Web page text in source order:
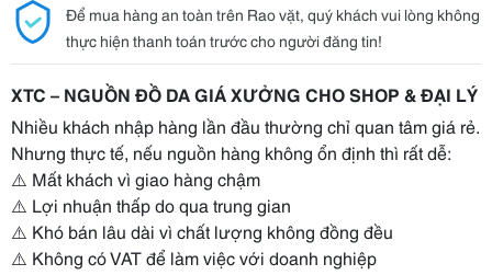
Để mua hàng an toàn trên Rao vặt, quý khách vui lòng không
thực hiện thanh toán trước cho người đăng tin!
XTC – NGUỒN ĐỒ DA GIÁ XƯỞNG CHO SHOP & ĐẠI LÝ
Nhiều khách nhập hàng lần đầu thường chỉ quan tâm giá rẻ.
Nhưng thực tế, nếu nguồn hàng không ổn định thì rất dễ:
⚠️ Mất khách vì giao hàng chậm
⚠️ Lợi nhuận thấp do qua trung gian
⚠️ Khó bán lâu dài vì chất lượng không đồng đều
⚠️ Không có VAT để làm việc với doanh nghiệp